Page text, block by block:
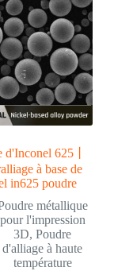
d'Inconel 625丨
à base de
in625 poudre
métallique
pour l'impression
3D,Poudre
d'alliage à haute
température